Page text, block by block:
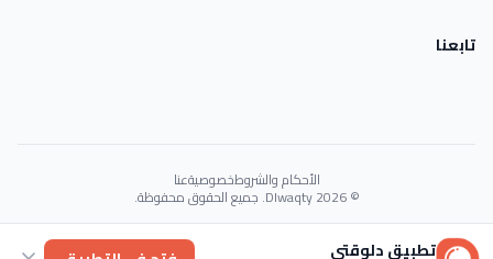
تابعنا
الأحكام والشروطخصوصيةعنا
© 2026 Dlwaqty. جميع الحقوق محفوظة.
Powered byGAIT
تطبيق دلوقتي